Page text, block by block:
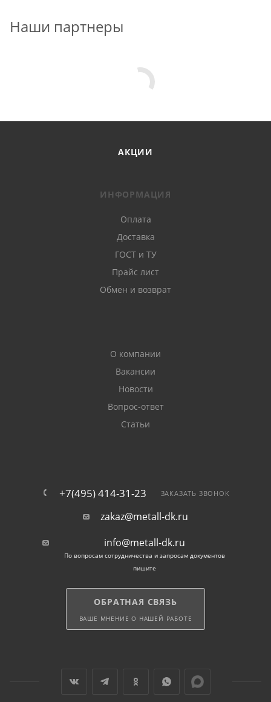
Наши партнеры
АКЦИИ
ИНФОРМАЦИЯ
Оплата
Доставка
ГОСТ и ТУ
Прайс лист
Обмен и возврат
О компании
Вакансии
Новости
Вопрос-ответ
Статьи
+7(495) 414-31-23 ЗАКАЗАТЬ ЗВОНОК
zakaz@metall-dk.ru
info@metall-dk.ru
По вопросам сотрудничества и запросам документов
пишите
ОБРАТНАЯ СВЯЗЬ
ВАШЕ МНЕНИЕ О НАШЕЙ РАБОТЕ